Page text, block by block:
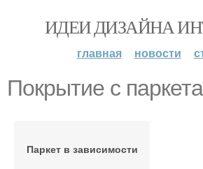
ИДЕИ ДИЗАЙНА
главная новости
Покрытие с паркета
Паркет в зависимости